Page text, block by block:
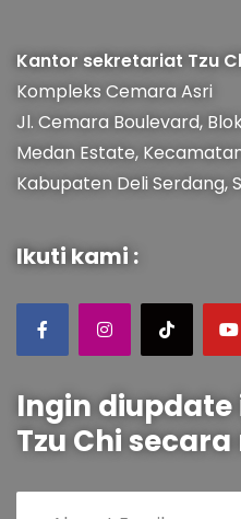
Kantor sekretariat Tzu
Kompleks Cemara Asri
Jl. Cemara Boulevard,
Medan Estate,
Kabupaten Deli Serdang,
Ikuti kami :
Ingin
Tzu Chi